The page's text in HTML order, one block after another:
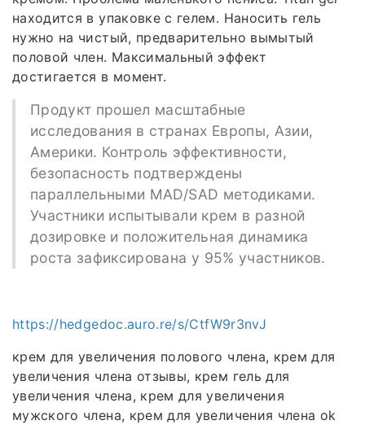
находится в упаковке с гелем. Наносить гель
нужно на чистый, предварительно вымытый
половой член. Максимальный эффект
достигается в момент.
Продукт прошел масштабные
исследования в странах Европы, Азии,
Америки. Контроль эффективности,
безопасность подтверждены
параллельными MAD/SAD методиками.
Участники испытывали крем в разной
дозировке и положительная динамика
роста зафиксирована у 95% участников.
https://hedgedoc.auro.re/s/CtfW9r3nvJ
крем для увеличения полового члена, крем для
увеличения члена отзывы, крем гель для
увеличения члена, крем для увеличения
мужского члена, крем для увеличения члена ok